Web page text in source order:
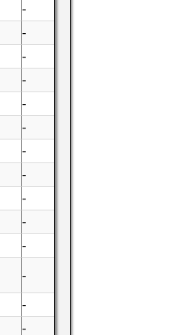
-
-
-
-
-
-
-
-
-
-
-
-
-
-